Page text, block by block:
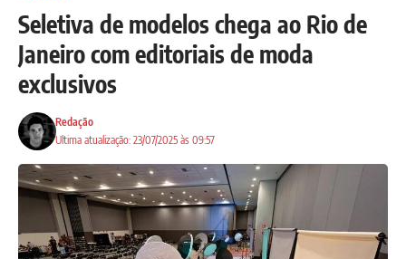
Seletiva de modelos chega ao Rio de
Janeiro com editoriais de moda
exclusivos
Ultima atualização: 23/07/2025 às 09:57
Redação